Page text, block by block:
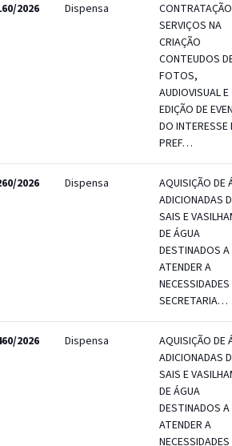
2026 Dispensa
SERVIÇOS NA
CRIAÇÃO
CONTEUDOS
FOTOS,
AUDIOVISUAL E
EDIÇÃO DE
DO INTERESSE
PREF…
2026 Dispensa
AQUISIÇÃO DE
ADICIONADAS
SAIS E
DE ÁGUA
DESTINADOS A
ATENDER A
SECRETARIA…
2026 Dispensa
AQUISIÇÃO DE
ADICIONADAS
SAIS E
DE ÁGUA
DESTINADOS A
ATENDER A